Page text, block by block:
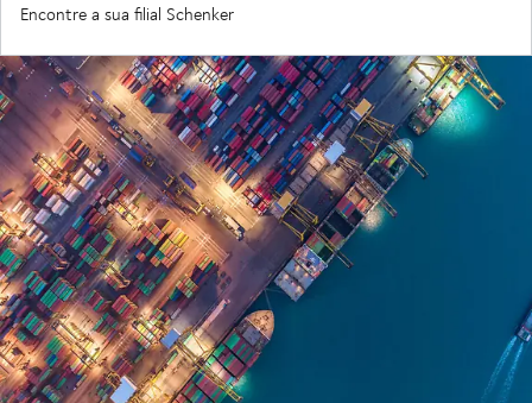
Encontre a sua filial Schenker